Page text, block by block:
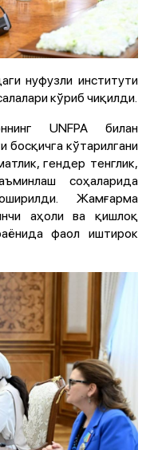
нуфузли институти
кўриб чиқилди.
UNFPA билан
босқичга кўтарилгани
гендер тенглик,
соҳаларида
Жамғарма
аҳоли ва қишлоқ
фаол иштирок